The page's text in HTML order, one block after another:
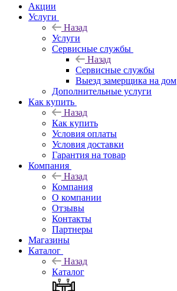
Акции
Услуги
Назад
Услуги
Сервисные службы
Назад
Сервисные службы
Выезд замерщика на дом
Дополнительные услуги
Как купить
Назад
Как купить
Условия оплаты
Условия доставки
Гарантия на товар
Компания
Назад
Компания
О компании
Отзывы
Контакты
Партнеры
Магазины
Каталог
Назад
Каталог